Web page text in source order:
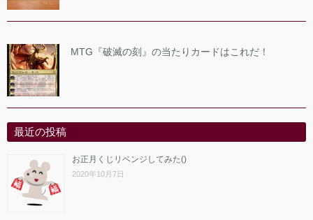
MTG『破滅の刻』の当たりカードはこれだ！
最近の投稿
お正月くじリベンジしてみた()
2020年10月7日